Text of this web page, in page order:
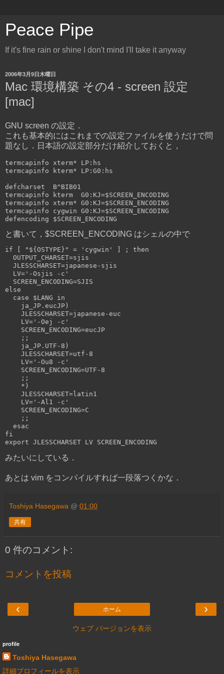
Peace Pipe
If it's fine rain or shine I don't mind I'll take it anyway
2006年3月9日木曜日
Mac 環境構築 その4 - screen 設定
[mac]
GNU screen の設定．
これも基本的にはこれまでの設定ファイルを使うだけで問
題なし．日本語の設定部分だけ紹介しておくと，
termcapinfo xterm* LP:hs
termcapinfo kterm* LP:G0:hs
defcharset  B^BIB01
termcapinfo kterm  G0:KJ=$SCREEN_ENCODING
termcapinfo xterm* G0:KJ=$SCREEN_ENCODING
termcapinfo cygwin G0:KJ=$SCREEN_ENCODING
と書いて，$SCREEN_ENCODING はシェルの中で
if [ "${OSTYPE}" = 'cygwin' ] ; then
  OUTPUT_CHARSET=sjis
  JLESSCHARSET=japanese-sjis
  LV='-Osjis -c'
  SCREEN_ENCODING=SJIS
else
  case $LANG in
    ja_JP.eucJP)
    JLESSCHARSET=japanese-euc
    LV='-Oej -c'
    SCREEN_ENCODING=eucJP
    ;;
    ja_JP.UTF-8)
    JLESSCHARSET=utf-8
    LV='-Ou8 -c'
    SCREEN_ENCODING=UTF-8
    ;;
    *)
    JLESSCHARSET=latin1
    LV='-Al1 -c'
    SCREEN_ENCODING=C
    ;;
  esac
fi
みたいにしている．
あとは vim をコンパイルすれば一段落つくかな．
Toshiya Hasegawa @ 01:00
共有
0 件のコメント:
コメントを投稿
‹ ›
ホーム
ウェブ バージョンを表示
profile
Toshiya Hasegawa
詳細プロフィールを表示